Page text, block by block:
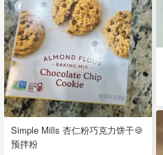
Simple Mills 杏仁粉巧克力饼干🍪
预拌粉